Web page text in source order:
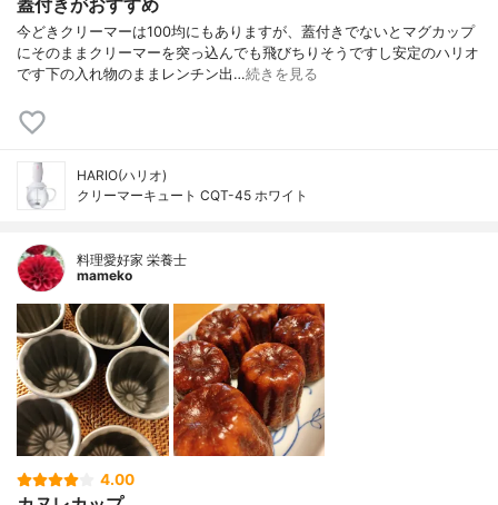
蓋付きがおすすめ
今どきクリーマーは100均にもありますが、蓋付きでないとマグカップ
にそのままクリーマーを突っ込んでも飛びちりそうですし安定のハリオ
です下の入れ物のままレンチン出…続きを見る
HARIO(ハリオ)
クリーマーキュート CQT-45 ホワイト
料理愛好家 栄養士
mameko
4.00